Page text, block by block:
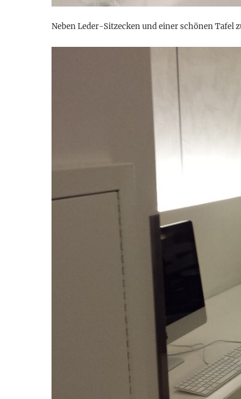
Neben Leder-Sitzecken und einer schönen Tafel